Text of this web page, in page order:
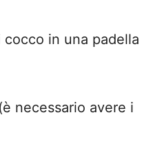
in una padella
necessario avere i